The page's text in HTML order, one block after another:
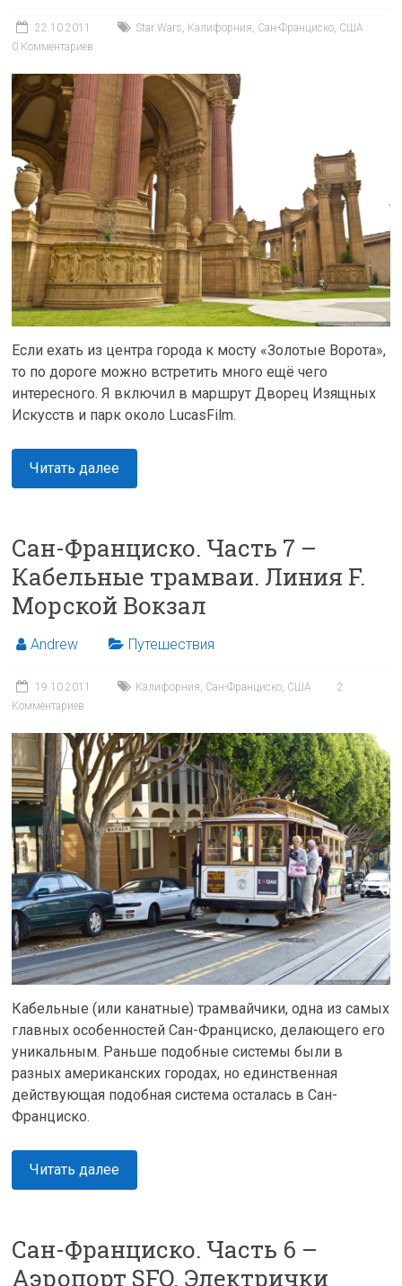
22.10.2011 Star Wars, Калифорния, Сан-Франциско, США
0 Комментариев
Если ехать из центра города к мосту «Золотые Ворота»,
то по дороге можно встретить много ещё чего
интересного. Я включил в маршрут Дворец Изящных
Искусств и парк около LucasFilm.
Читать далее
Сан-Франциско. Часть 7 –
Кабельные трамваи. Линия F.
Морской Вокзал
Andrew Путешествия
19.10.2011 Калифорния Сан-Франциско США
2
Комментариев
Кабельные (или канатные) трамвайчики, одна из самых
главных особенностей Сан-Франциско, делающего его
уникальным. Раньше подобные системы были в
разных американских городах, но единственная
действующая подобная система осталась в Сан-
Франциско.
Читать далее
Сан-Франциско. Часть 6 –
Аэропорт SFO. Электрички